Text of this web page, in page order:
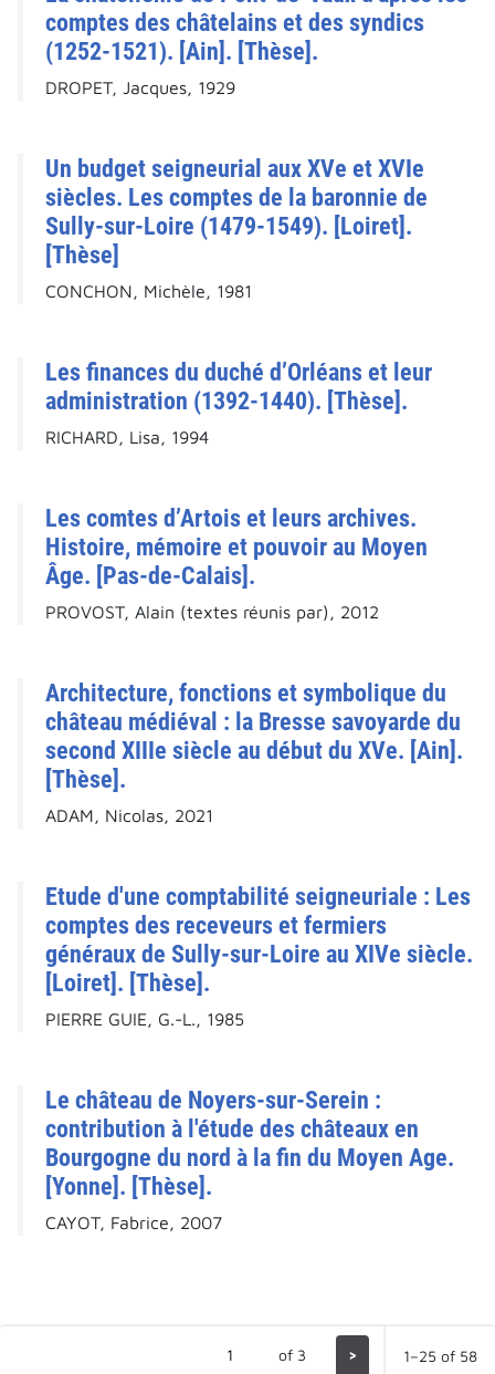
comptes des châtelains et des syndics
(1252-1521). [Ain]. [Thèse].
DROPET, Jacques, 1929
Un budget seigneurial aux XVe et XVIe
siècles. Les comptes de la baronnie de
Sully-sur-Loire (1479-1549). [Loiret].
[Thèse]
CONCHON, Michèle, 1981
Les finances du duché d’Orléans et leur
administration (1392-1440). [Thèse].
RICHARD, Lisa, 1994
Les comtes d’Artois et leurs archives.
Histoire, mémoire et pouvoir au Moyen
Âge. [Pas-de-Calais].
PROVOST, Alain (textes réunis par), 2012
Architecture, fonctions et symbolique du
château médiéval : la Bresse savoyarde du
second XIIIe siècle au début du XVe. [Ain].
[Thèse].
ADAM, Nicolas, 2021
Etude d'une comptabilité seigneuriale : Les
comptes des receveurs et fermiers
généraux de Sully-sur-Loire au XIVe siècle.
[Loiret]. [Thèse].
PIERRE GUIE, G.-L., 1985
Le château de Noyers-sur-Serein :
contribution à l'étude des châteaux en
Bourgogne du nord à la fin du Moyen Age.
[Yonne]. [Thèse].
CAYOT, Fabrice, 2007
of 3 > 1–25 of 58